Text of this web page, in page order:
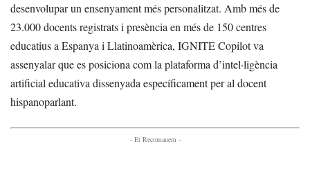
desenvolupar un ensenyament més personalitzat. Amb més de
23.000 docents registrats i presència en més de 150 centres
educatius a Espanya i Llatinoamèrica, IGNITE Copilot va
assenyalar que es posiciona com la plataforma d’intel·ligència
artificial educativa dissenyada específicament per al docent
hispanoparlant.
- Et Recomanem -